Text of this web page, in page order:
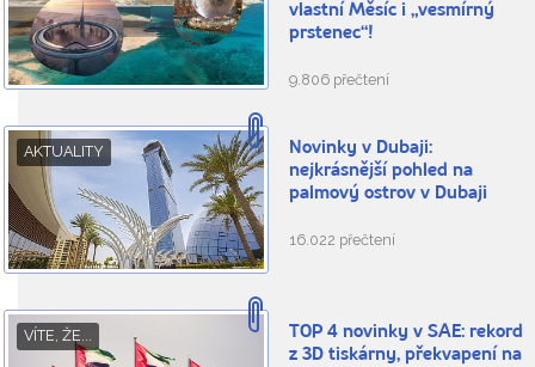
vlastní Měsíc i „vesmírný
prstenec“!
9.806 přečtení
AKTUALITY
Novinky v Dubaji:
nejkrásnější pohled na
palmový ostrov v Dubaji
16.022 přečtení
VÍTE, ŽE...
TOP 4 novinky v SAE: rekord
z 3D tiskárny, překvapení na